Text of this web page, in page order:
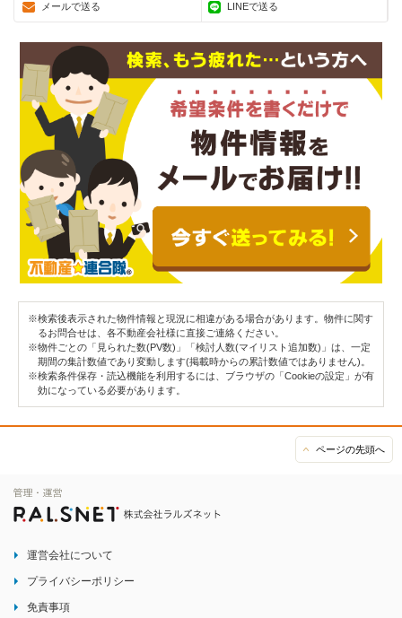
メールで送る LINEで送る
※検索後表示された物件情報と現況に相違がある場合があります。物件に関す
るお問合せは、各不動産会社様に直接ご連絡ください。
※物件ごとの「見られた数(PV数)」「検討人数(マイリスト追加数)」は、一定
期間の集計数値であり変動します(掲載時からの累計数値ではありません)。
※検索条件保存・読込機能を利用するには、ブラウザの「Cookieの設定」が有
効になっている必要があります。
ページの先頭へ
運営会社について
プライバシーポリシー
免責事項